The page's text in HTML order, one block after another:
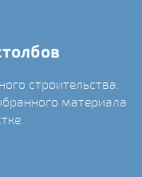
строительства.
материала